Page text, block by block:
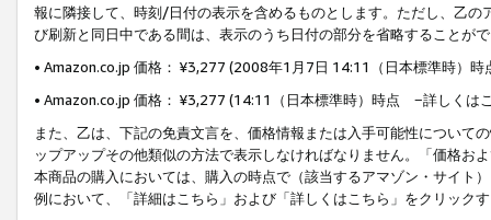
報に隣接して、時刻/日付の表示を含めるものとします。ただし、乙
び刷新と同日中である間は、表示のうち日付の部分を省略することが
• Amazon.co.jp 価格： ¥3,277 (2008年1月7日 14:11（日本標準時）
• Amazon.co.jp 価格： ¥3,277 (14:11（日本標準時）時点 −詳しくは
また、乙は、下記の免責文言を、価格情報または入手可能性について
ップアップその他類似の方法で表示しなければなりません。「価格
本商品の購入においては、購入の時点で（該当するアマゾン・サイト
例において、「詳細はこちら」および「詳しくはこちら」をクリック